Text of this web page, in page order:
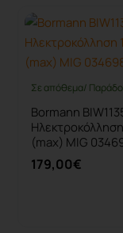
Σε απόθεμα/
Bormann
(max) MIG
179,00€